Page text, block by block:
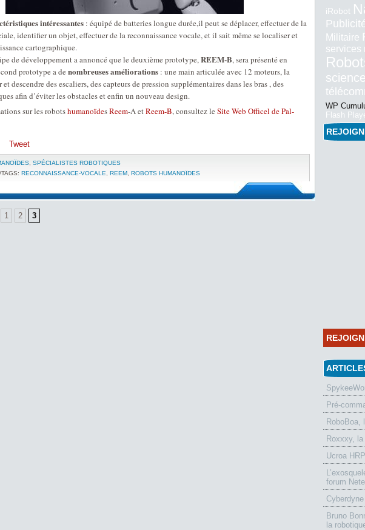
intéressantes : équipé de batteries longue durée,il peut se déplacer, effectuer de la
identifier un objet, effectuer de la reconnaissance vocale, et il sait même se localiser et
cartographique.
de développement a annoncé que le deuxième prototype,REEM-B, sera présenté en
prototype a de nombreuses améliorations : une main articulée avec 12 moteurs, la
descendre des escaliers, des capteurs de pression supplémentaires dans les bras , des
afin d’éviter les obstacles et enfin un nouveau design.
sur les robotshumanoïdesReem-A etReem-B, consultez le Site Web Officel de Pal-
Tweet
SPÉCIALISTES ROBOTIQUES
RECONNAISSANCE-VOCALE REEM ROBOTS HUMANOÏDES
1 2 3
iRobot
Militaire
services
WP
Flash
Pré-
RoboBoa,
Roxxxy,
Ucroa
forum
Bruno
la